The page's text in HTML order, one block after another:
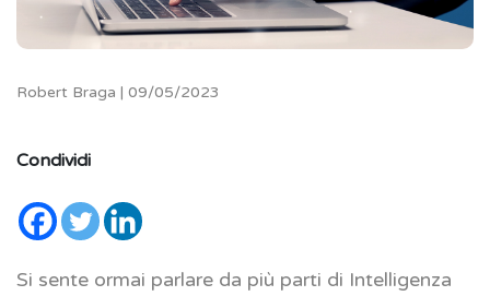
Robert Braga | 09/05/2023
Condividi
Si sente ormai parlare da più parti di Intelligenza